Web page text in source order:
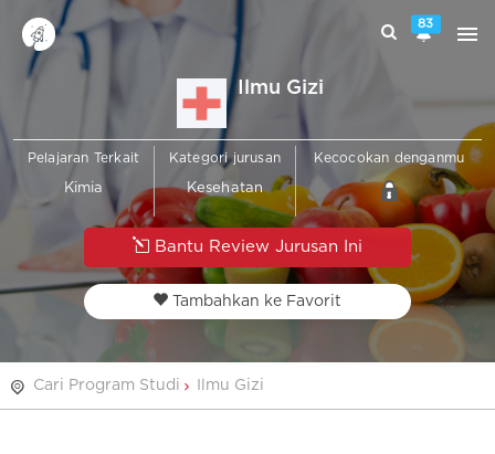
83
Ilmu Gizi
Pelajaran Terkait
Kimia
Kategori jurusan
Kesehatan
Kecocokan denganmu
Bantu Review Jurusan Ini
Tambahkan ke Favorit
Cari Program Studi Ilmu Gizi